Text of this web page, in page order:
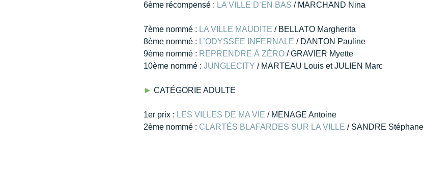
6ème récompensé : LA VILLE D’EN BAS / MARCHAND Nina
7ème nommé : LA VILLE MAUDITE / BELLATO Margherita
8ème nommé : L’ODYSSÉE INFERNALE / DANTON Pauline
9ème nommé : REPRENDRE À ZÉRO / GRAVIER Myette
10ème nommé : JUNGLECITY / MARTEAU Louis et JULIEN Marc
► CATÉGORIE ADULTE
​1er prix : LES VILLES DE MA VIE / MENAGE Antoine
2ème nommé : CLARTÉS BLAFARDES SUR LA VILLE / SANDRE Stéphane